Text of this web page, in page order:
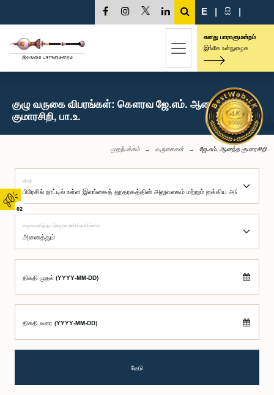
02
E | සි |
எனது பாராளுமன்றம்
இங்கே உள்நுழைக
குழு வருகை விபரங்கள்: கௌரவ ஜே.எம். ஆனந்த
குமாரசிறி, பா.உ.
முதற்பக்கம் வருகைகள் ஜே.எம். ஆனந்த குமாரசிறி
குழு
சமூகமளித்தார்/சமூகமளிக்கவில்லை
திகதி முதல் (YYYY-MM-DD)
திகதி வரை (YYYY-MM-DD)
தேடு